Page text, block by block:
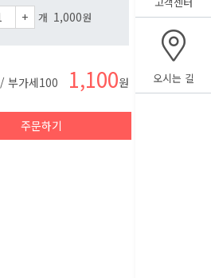
+ 개 1,000원
/ 부가세100 1,100원
주문하기
오시는 길